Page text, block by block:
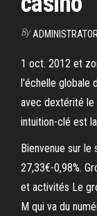
By ADMINISTRATOR
1 oct. 2012 et
l'échelle globale
avec dextérité le
intuition-clé est
Bienvenue sur le
27,33€-0,98%.
et activités Le
M qui va du